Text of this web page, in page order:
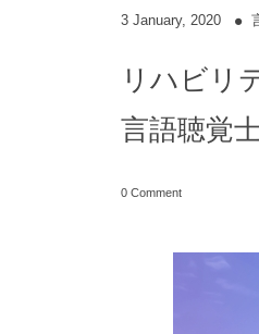
3 January, 2020
リハビリ
言語聴覚
0 Comment